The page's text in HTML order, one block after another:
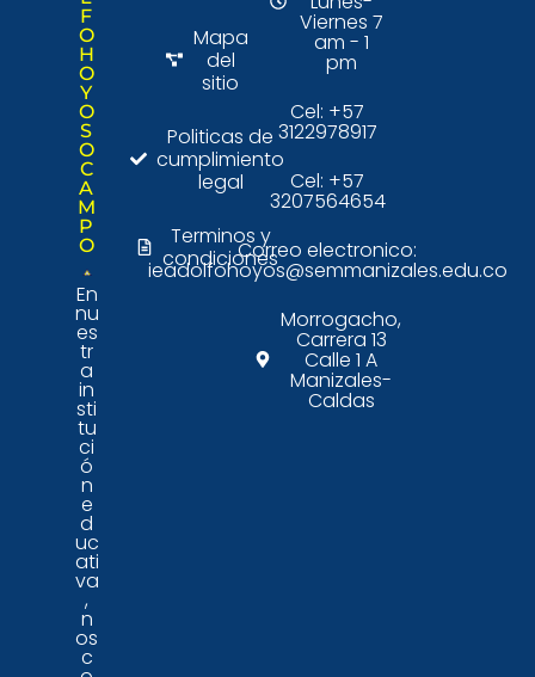
F
O
H
O
Y
O
S
O
C
A
M
P
O
En
nu
es
tr
a
in
sti
tu
ci
ó
n
e
d
uc
ati
va
,
n
os
c
Mapa
del
sitio
Politicas de
cumplimiento
legal
Terminos y
condiciones
Viernes 7
am - 1
pm
Cel: +57
3122978917
Cel: +57
3207564654
Correo electronico:
ieadolfohoyos@semmanizales.edu.co
Morrogacho,
Carrera 13
Calle 1 A
Manizales-
Caldas